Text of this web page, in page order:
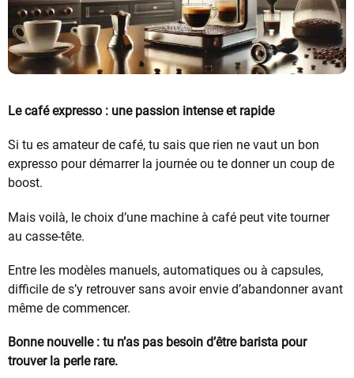
Le café expresso : une passion intense et rapide
Si tu es amateur de café, tu sais que rien ne vaut un bon
expresso pour démarrer la journée ou te donner un coup de
boost.
Mais voilà, le choix d’une machine à café peut vite tourner
au casse-tête.
Entre les modèles manuels, automatiques ou à capsules,
difficile de s’y retrouver sans avoir envie d’abandonner avant
même de commencer.
Bonne nouvelle : tu n’as pas besoin d’être barista pour
trouver la perle rare.